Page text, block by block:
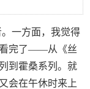
一方面，我觉得
看完了——从《丝
到霍桑系列。就
会在午休时来上